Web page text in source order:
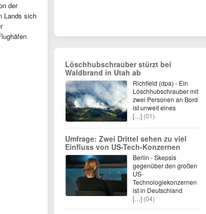
der
Lands sich
Löschhubschrauber stürzt bei
Waldbrand in Utah ab
Richfield (dpa) - Ein
Löschhubschrauber mit
zwei Personen an Bord
ist unweit eines
[…] (01)
Umfrage: Zwei Drittel sehen zu viel
Einfluss von US-Tech-Konzernen
Berlin - Skepsis
gegenüber den großen
US-
Technologiekonzernen
ist in Deutschland
[…] (04)